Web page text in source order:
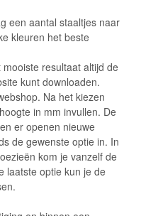
een aantal staaltjes naar
kleuren het beste
resultaat altijd de
kunt downloaden.
Na het kiezen
in mm invullen. De
er openen nieuwe
de gewenste optie in. In
kom je vanzelf de
laatste optie kun je de